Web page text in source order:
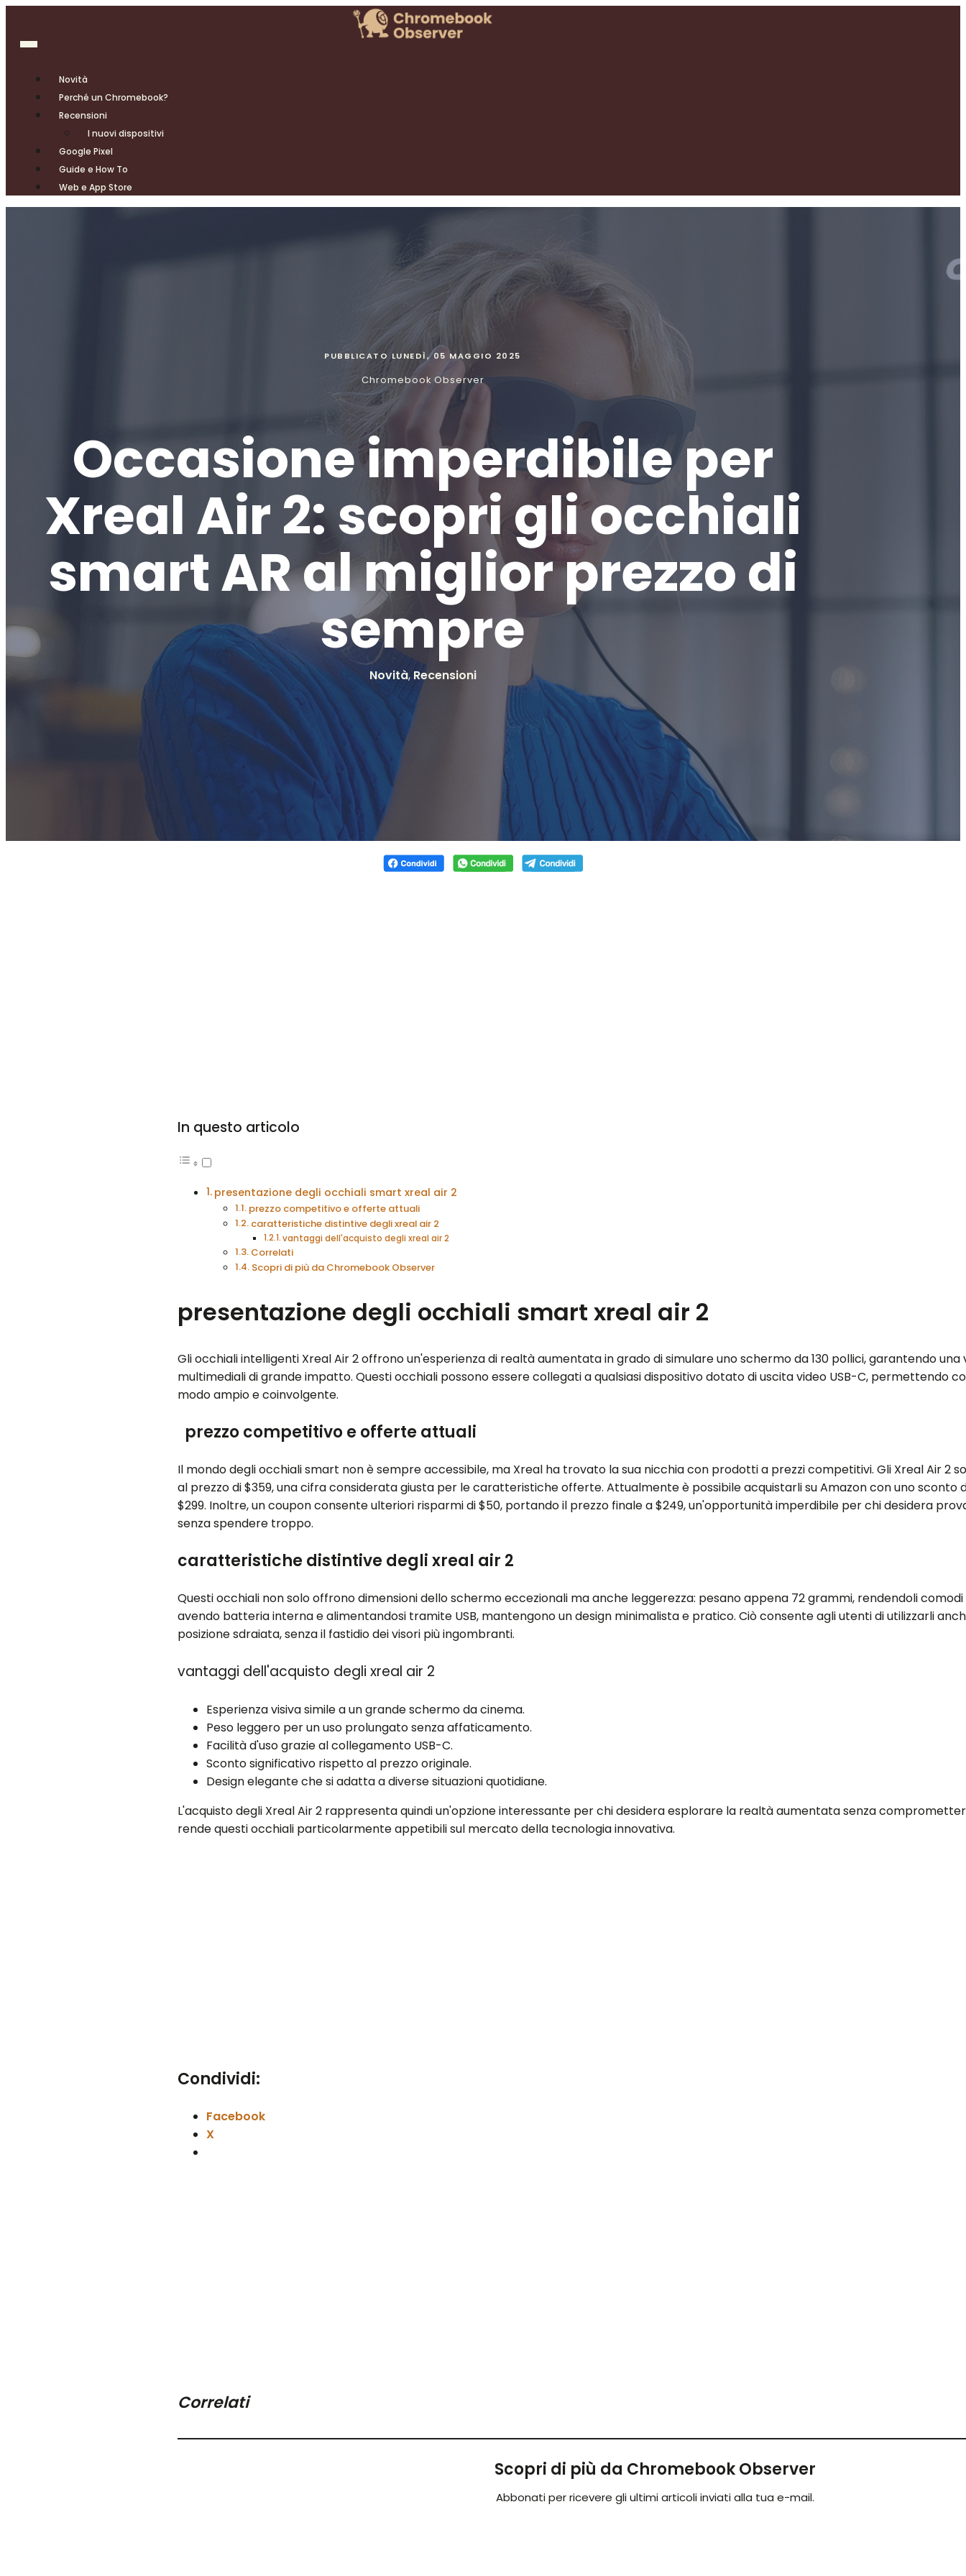
Novità
Perché un Chromebook?
Recensioni
I nuovi dispositivi
Google Pixel
Guide e How To
Web e App Store
PUBBLICATOLUNEDÌ, 05 MAGGIO 2025
Chromebook Observer
Occasione imperdibile per
Xreal Air 2: scopri gli occhiali
smart AR al miglior prezzo di
sempre
Novità, Recensioni
In questo articolo
presentazione degli occhiali smart xreal air 2
prezzo competitivo e offerte attuali
caratteristiche distintive degli xreal air 2
vantaggi dell'acquisto degli xreal air 2
Correlati
Scopri di più da Chromebook Observer
presentazione degli occhiali smart xreal air 2
Gli occhiali intelligenti Xreal Air 2 offrono un'esperienza di realtà aumentata in grado di simulare uno schermo da 130 pollici, garantendo una
multimediali di grande impatto. Questi occhiali possono essere collegati a qualsiasi dispositivo dotato di uscita video USB-C, permettendo
modo ampio e coinvolgente.
prezzo competitivo e offerte attuali
Il mondo degli occhiali smart non è sempre accessibile, ma Xreal ha trovato la sua nicchia con prodotti a prezzi competitivi. Gli Xreal Air 2
al prezzo di $359, una cifra considerata giusta per le caratteristiche offerte. Attualmente è possibile acquistarli su Amazon con uno sconto
$299. Inoltre, un coupon consente ulteriori risparmi di $50, portando il prezzo finale a $249, un'opportunità imperdibile per chi desidera
senza spendere troppo.
caratteristiche distintive degli xreal air 2
Questi occhiali non solo offrono dimensioni dello schermo eccezionali ma anche leggerezza: pesano appena 72 grammi, rendendoli comodi
avendo batteria interna e alimentandosi tramite USB, mantengono un design minimalista e pratico. Ciò consente agli utenti di utilizzarli
posizione sdraiata, senza il fastidio dei visori più ingombranti.
vantaggi dell'acquisto degli xreal air 2
Esperienza visiva simile a un grande schermo da cinema.
Peso leggero per un uso prolungato senza affaticamento.
Facilità d'uso grazie al collegamento USB-C.
Sconto significativo rispetto al prezzo originale.
Design elegante che si adatta a diverse situazioni quotidiane.
L'acquisto degli Xreal Air 2 rappresenta quindi un'opzione interessante per chi desidera esplorare la realtà aumentata senza
rende questi occhiali particolarmente appetibili sul mercato della tecnologia innovativa.
Condividi:
Facebook
X
Correlati
Scopri di più da Chromebook Observer
Abbonati per ricevere gli ultimi articoli inviati alla tua e-mail.